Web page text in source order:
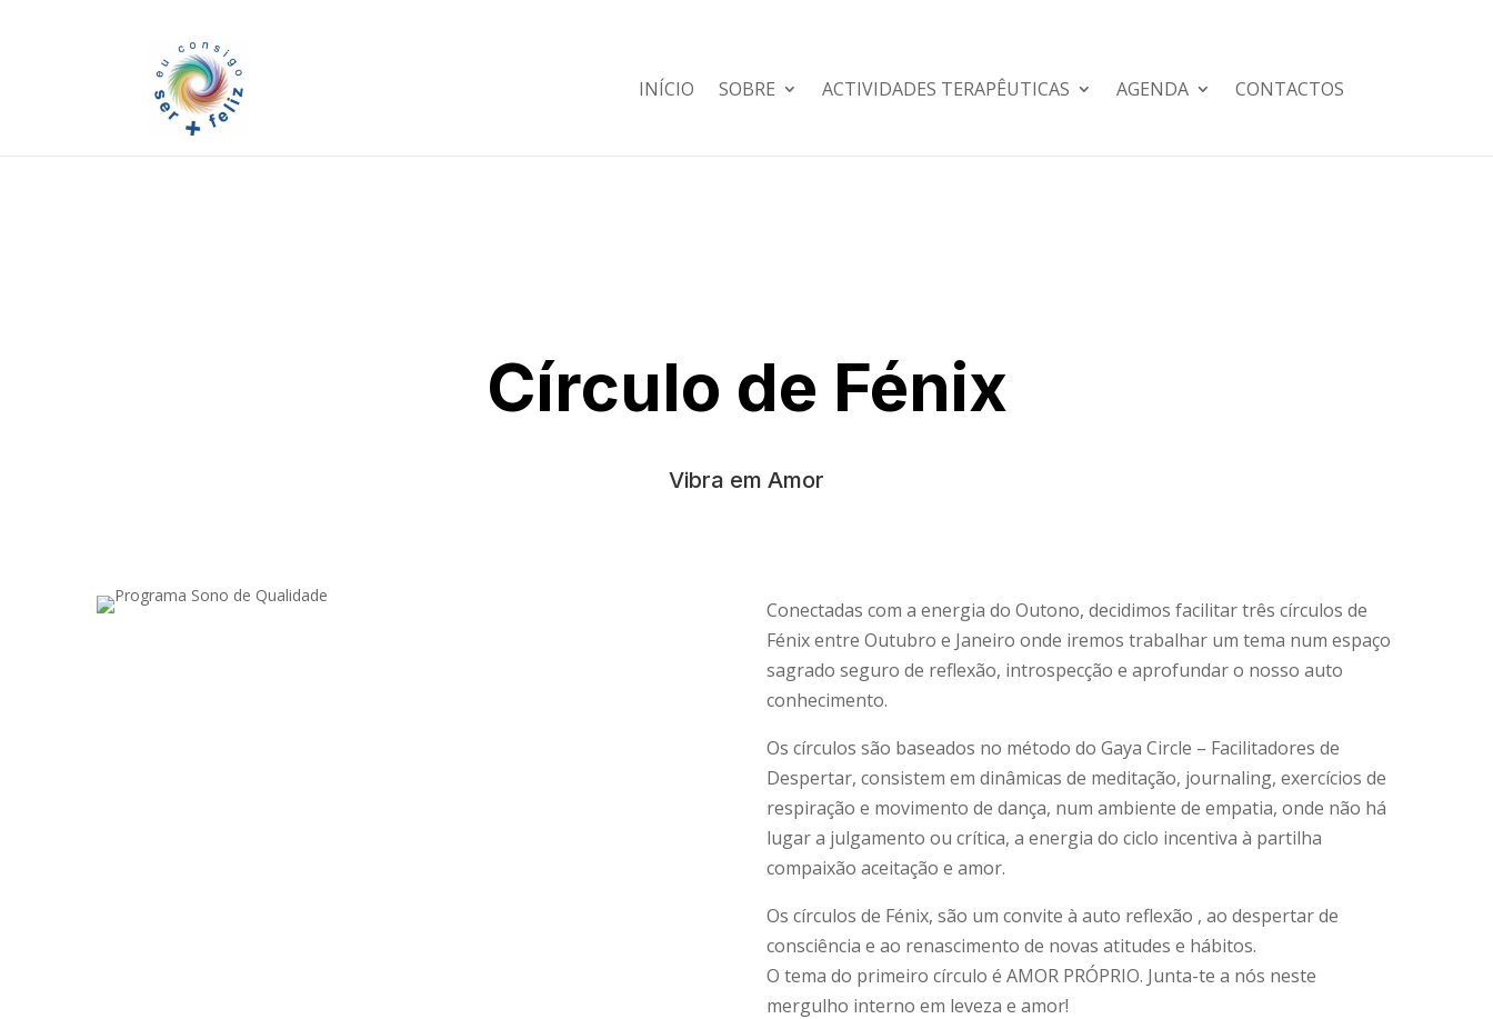
INÍCIO SOBRE ACTIVIDADES TERAPÊUTICAS AGENDA CONTACTOS
Círculo de Fénix
Vibra em Amor
Conectadas com a energia do Outono, decidimos facilitar três círculos de
Fénix entre Outubro e Janeiro onde iremos trabalhar um tema num espaço
sagrado seguro de reflexão, introspecção e aprofundar o nosso auto
conhecimento.
Os círculos são baseados no método do Gaya Circle – Facilitadores de
Despertar, consistem em dinâmicas de meditação, journaling, exercícios de
respiração e movimento de dança, num ambiente de empatia, onde não há
lugar a julgamento ou crítica, a energia do ciclo incentiva à partilha
compaixão aceitação e amor.
Os círculos de Fénix, são um convite à auto reflexão , ao despertar de
consciência e ao renascimento de novas atitudes e hábitos.
O tema do primeiro círculo é AMOR PRÓPRIO. Junta-te a nós neste
mergulho interno em leveza e amor!